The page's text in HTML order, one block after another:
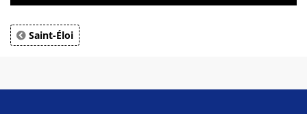
Saint-Éloi